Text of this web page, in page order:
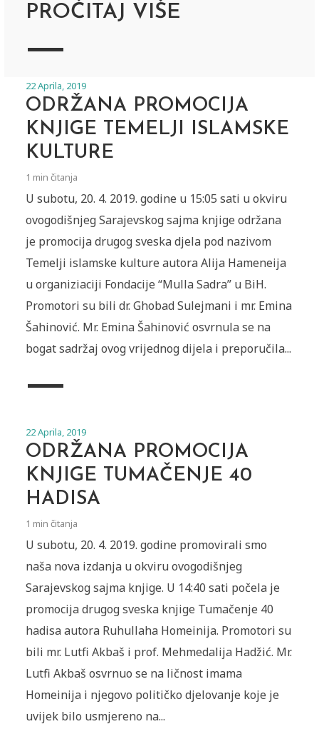
PROČITAJ VIŠE
22 Aprila, 2019
ODRŽANA PROMOCIJA
KNJIGE TEMELJI ISLAMSKE
KULTURE
1 min čitanja
U subotu, 20. 4. 2019. godine u 15:05 sati u okviru
ovogodišnjeg Sarajevskog sajma knjige održana
je promocija drugog sveska djela pod nazivom
Temelji islamske kulture autora Alija Hameneija
u organiziaciji Fondacije “Mulla Sadra” u BiH.
Promotori su bili dr. Ghobad Sulejmani i mr. Emina
Šahinović. Mr. Emina Šahinović osvrnula se na
bogat sadržaj ovog vrijednog dijela i preporučila...
22 Aprila, 2019
ODRŽANA PROMOCIJA
KNJIGE TUMAČENJE 40
HADISA
1 min čitanja
U subotu, 20. 4. 2019. godine promovirali smo
naša nova izdanja u okviru ovogodišnjeg
Sarajevskog sajma knjige. U 14:40 sati počela je
promocija drugog sveska knjige Tumačenje 40
hadisa autora Ruhullaha Homeinija. Promotori su
bili mr. Lutfi Akbaš i prof. Mehmedalija Hadžić. Mr.
Lutfi Akbaš osvrnuo se na ličnost imama
Homeinija i njegovo političko djelovanje koje je
uvijek bilo usmjereno na...